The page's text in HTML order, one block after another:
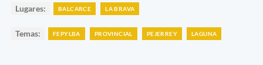
Lugares: BALCARCE LA BRAVA
Temas: FEPYLBA PROVINCIAL PEJERREY LAGUNA